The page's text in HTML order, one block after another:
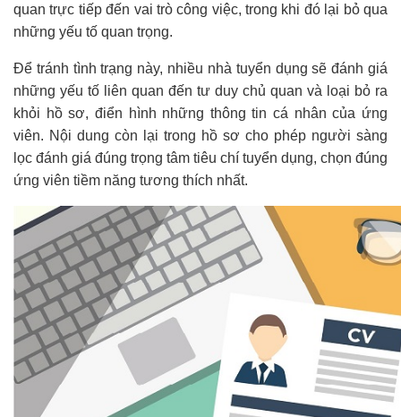
quan trực tiếp đến vai trò công việc, trong khi đó lại bỏ qua
những yếu tố quan trọng.
Để tránh tình trạng này, nhiều nhà tuyển dụng sẽ đánh giá
những yếu tố liên quan đến tư duy chủ quan và loại bỏ ra
khỏi hồ sơ, điển hình những thông tin cá nhân của ứng
viên. Nội dung còn lại trong hồ sơ cho phép người sàng
lọc đánh giá đúng trọng tâm tiêu chí tuyển dụng, chọn đúng
ứng viên tiềm năng tương thích nhất.